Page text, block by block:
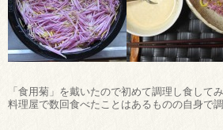
「食用菊」を戴いたので初めて調理し食してみ
料理屋で数回食べたことはあるものの自身で